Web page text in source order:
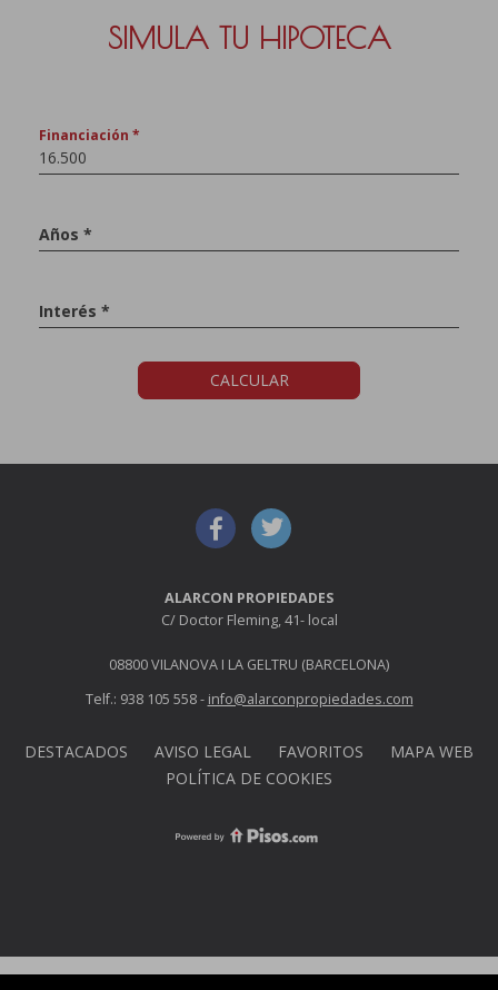
SIMULA TU HIPOTECA
Financiación *
Años *
Interés *
CALCULAR
ALARCON PROPIEDADES
C/ Doctor Fleming, 41- local
08800 VILANOVA I LA GELTRU (BARCELONA)
Telf.: 938 105 558 - info@alarconpropiedades.com
DESTACADOS AVISO LEGAL FAVORITOS
MAPA WEB
POLÍTICA DE COOKIES